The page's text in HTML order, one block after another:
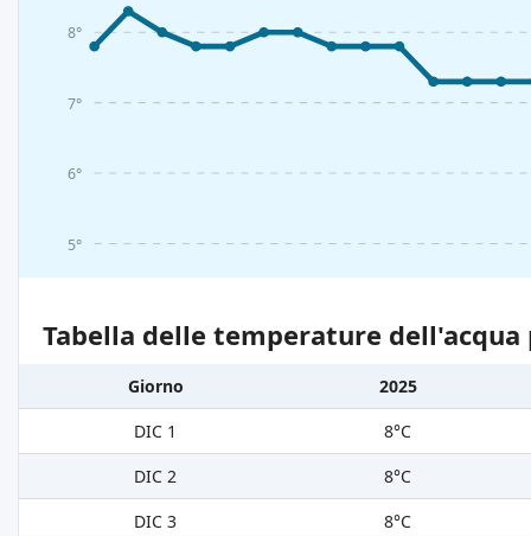
5°
6°
7°
8°
Tabella delle temperature
Giorno
2025
DIC 1
8°C
DIC 2
8°C
DIC 3
8°C